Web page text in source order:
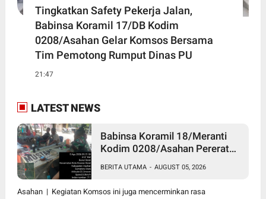
Tingkatkan Safety Pekerja Jalan,
Babinsa Koramil 17/DB Kodim
0208/Asahan Gelar Komsos Bersama
Tim Pemotong Rumput Dinas PU
21:47
LATEST NEWS
Babinsa Koramil 18/Meranti
Kodim 0208/Asahan Pererat
Dengan Warga Masyarakat
Binaan
BERITA UTAMA - AUGUST 05, 2026
Asahan | Kegiatan Komsos ini juga mencerminkan rasa